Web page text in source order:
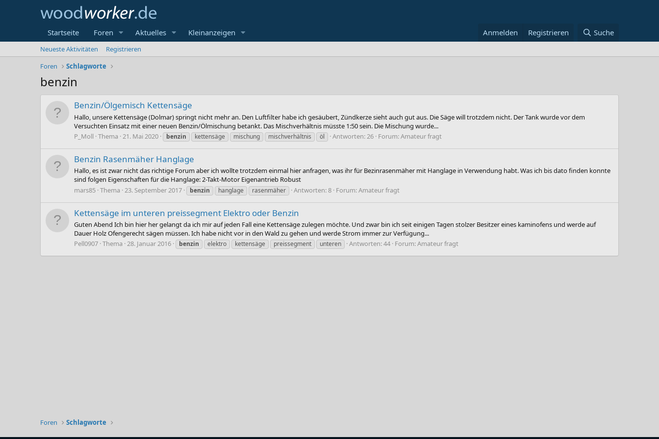
Startseite Foren Aktuelles Kleinanzeigen Anmelden Registrieren Suche
Neueste Aktivitäten
Registrieren
Foren
Schlagworte
benzin
Benzin/Ölgemisch Kettensäge
Hallo, unsere Kettensäge (Dolmar) springt nicht mehr an. Den Luftfilter habe ich gesäubert, Zündkerze sieht auch gut aus. Die Säge will trotzdem nicht. Der Tank wurde vor dem
Versuchten Einsatz mit einer neuen Benzin/Ölmischung betankt. Das Mischverhältnis müsste 1:50 sein. Die Mischung wurde...
P_Moll Thema 21. Mai 2020 benzin kettensäge mischung mischverhältnis öl Antworten: 26 Forum:Amateur fragt
Benzin Rasenmäher Hanglage
Hallo, es ist zwar nicht das richtige Forum aber ich wollte trotzdem einmal hier anfragen, was ihr für Bezinrasenmäher mit Hanglage in Verwendung habt. Was ich bis dato finden konnte
sind folgen Eigenschaften für die Hanglage: 2-Takt-Motor Eigenantrieb Robust
mars85 Thema 23. September 2017 benzin hanglage rasenmäher Antworten: 8 Forum:Amateur fragt
Kettensäge im unteren preissegment Elektro oder Benzin
Guten Abend Ich bin hier her gelangt da ich mir auf jeden Fall eine Kettensäge zulegen möchte. Und zwar bin ich seit einigen Tagen stolzer Besitzer eines kaminofens und werde auf
Dauer Holz Ofengerecht sägen müssen. Ich habe nicht vor in den Wald zu gehen und werde Strom immer zur Verfügung...
Pell0907 Thema 28. Januar 2016 benzin elektro kettensäge preissegment unteren Antworten: 44 Forum:Amateur fragt
Foren Schlagworte